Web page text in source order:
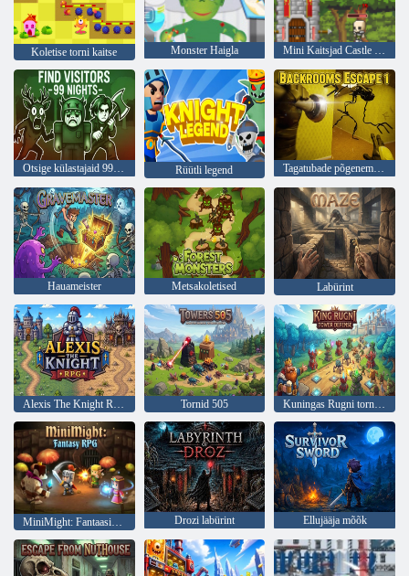
Koletise torni kaitse Monster Haigla Mini Kaitsjad Castle Defense
Otsige külastajaid 99 ööd Rüütli legend Tagatubade põgenemine 1
Hauameister Metsakoletised Labürint
Alexis The Knight RPG Tornid 505 Kuningas Rugni tornikaitse
Drozi labürint Ellujääja mõõk